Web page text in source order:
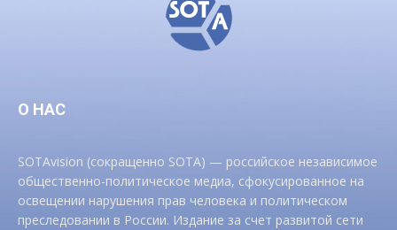
О НАС
SOTAvision (сокращенно SOTA) — российское независимое
общественно-политическое медиа, сфокусированное на
освещении нарушения прав человека и политическом
преследовании в России. Издание за счет развитой сети